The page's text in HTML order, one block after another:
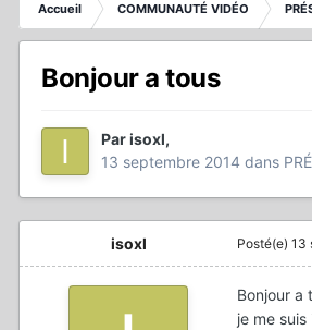
Accueil COMMUNAUTÉ VIDÉO
Bonjour a tous
Parisoxl,
13 septembre 2014 dans
isoxl Posté(e) 13
Bonjour a
je me